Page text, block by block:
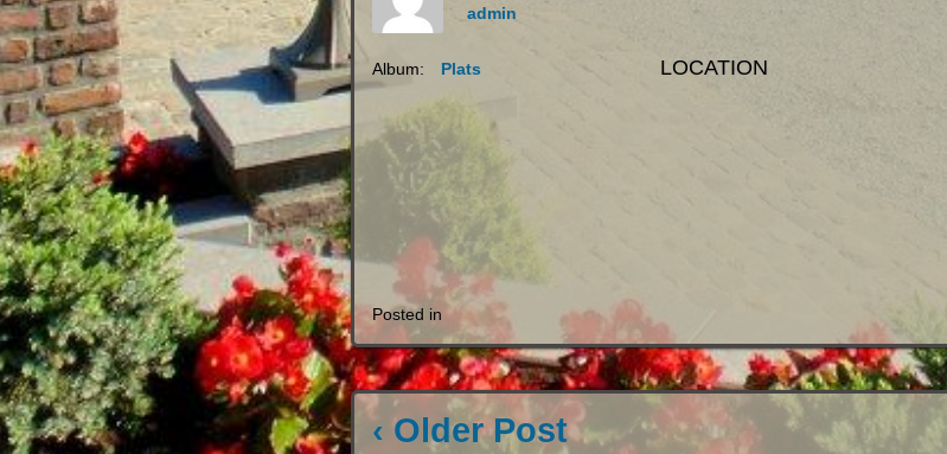
admin
Album: Plats LOCATION
Posted in
‹ Older Post